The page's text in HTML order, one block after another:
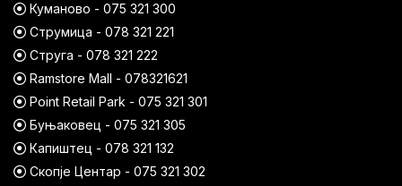
Куманово - 075 321 300
Струмица - 078 321 221
Струга - 078 321 222
Ramstore Mall - 078321621
Point Retail Park - 075 321 301
Буњаковец - 075 321 305
Капиштец - 078 321 132
Скопје Центар - 075 321 302